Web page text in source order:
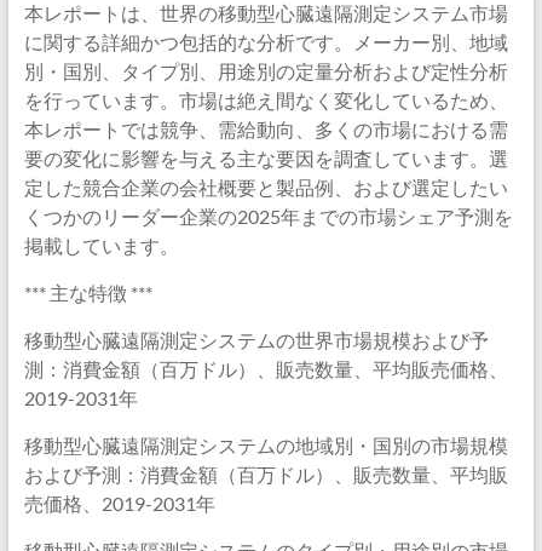
本レポートは、世界の移動型心臓遠隔測定システム市場
に関する詳細かつ包括的な分析です。メーカー別、地域
別・国別、タイプ別、用途別の定量分析および定性分析
を行っています。市場は絶え間なく変化しているため、
本レポートでは競争、需給動向、多くの市場における需
要の変化に影響を与える主な要因を調査しています。選
定した競合企業の会社概要と製品例、および選定したい
くつかのリーダー企業の2025年までの市場シェア予測を
掲載しています。
*** 主な特徴 ***
移動型心臓遠隔測定システムの世界市場規模および予
測：消費金額（百万ドル）、販売数量、平均販売価格、
2019-2031年
移動型心臓遠隔測定システムの地域別・国別の市場規模
および予測：消費金額（百万ドル）、販売数量、平均販
売価格、2019-2031年